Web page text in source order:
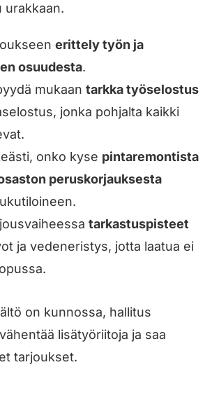
urakkaan.
erittely työn ja
osuudesta.
mukaan tarkka työselostus
jonka pohjalta kaikki
onko kyse pintaremontista
peruskorjauksesta
tarkastuspisteet
ja vedeneristys, jotta laatua ei
on kunnossa, hallitus
lisätyöriitoja ja saa
tarjoukset.